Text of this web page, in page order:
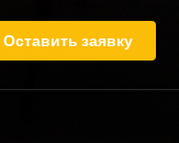
Оставить заявку